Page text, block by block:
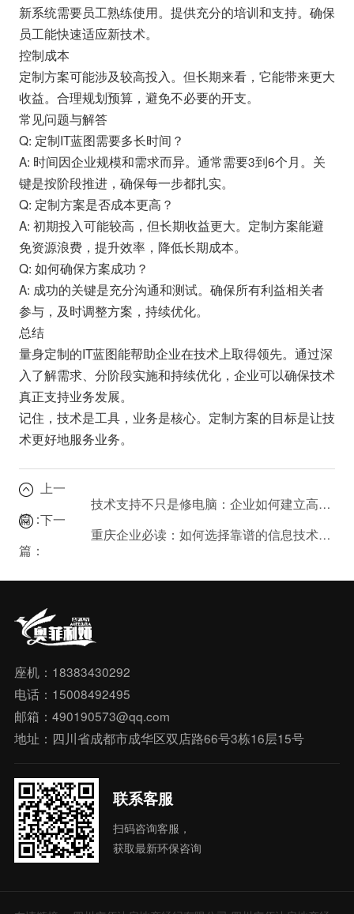
新系统需要员工熟练使用。提供充分的培训和支持。确保
员工能快速适应新技术。
控制成本
定制方案可能涉及较高投入。但长期来看，它能带来更大
收益。合理规划预算，避免不必要的开支。
常见问题与解答
Q: 定制IT蓝图需要多长时间？
A: 时间因企业规模和需求而异。通常需要3到6个月。关
键是按阶段推进，确保每一步都扎实。
Q: 定制方案是否成本更高？
A: 初期投入可能较高，但长期收益更大。定制方案能避
免资源浪费，提升效率，降低长期成本。
Q: 如何确保方案成功？
A: 成功的关键是充分沟通和测试。确保所有利益相关者
参与，及时调整方案，持续优化。
总结
量身定制的IT蓝图能帮助企业在技术上取得领先。通过深
入了解需求、分阶段实施和持续优化，企业可以确保技术
真正支持业务发展。
记住，技术是工具，业务是核心。定制方案的目标是让技
术更好地服务业务。
上一
篇：
技术支持不只是修电脑：企业如何建立高效的技术支持体系？
下一
篇：
重庆企业必读：如何选择靠谱的信息技术咨询公司？
座机：18383430292
电话：15008492495
邮箱：490190573@qq.com
地址：四川省成都市成华区双店路66号3栋16层15号
联系客服
扫码咨询客服，
获取最新环保咨询